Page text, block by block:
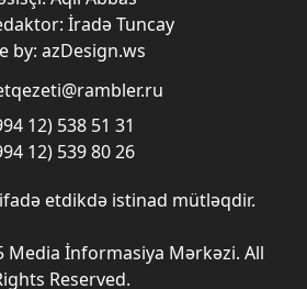
İradə Tuncay
by: azDesign.ws
12) 538 51 31
12) 539 80 26
etdikdə istinad mütləqdir.
Media İnformasiya Mərkəzi. All
Reserved.